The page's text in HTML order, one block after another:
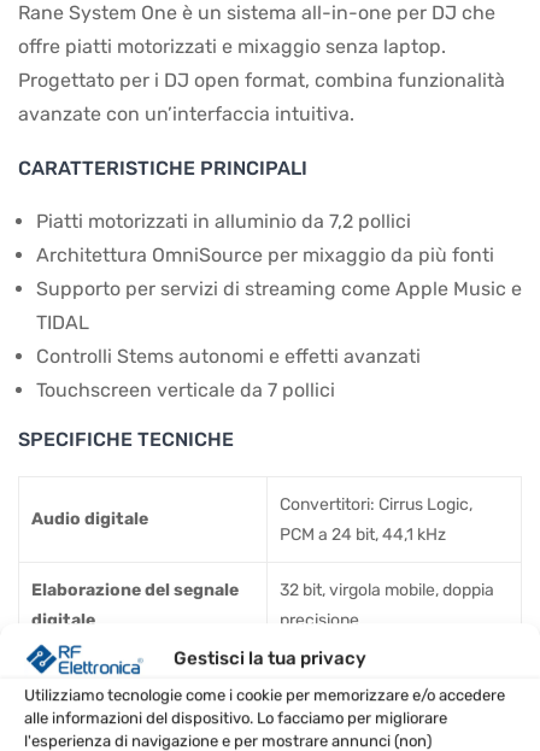
Gestisci la tua privacy
Utilizziamo tecnologie come i cookie per memorizzare e/o accedere
alle informazioni del dispositivo. Lo facciamo per migliorare
l'esperienza di navigazione e per mostrare annunci (non)
Rane System One è un sistema all-in-one per DJ che
offre piatti motorizzati e mixaggio senza laptop.
Progettato per i DJ open format, combina funzionalità
avanzate con un’interfaccia intuitiva.
CARATTERISTICHE PRINCIPALI
Piatti motorizzati in alluminio da 7,2 pollici
Architettura OmniSource per mixaggio da più fonti
Supporto per servizi di streaming come Apple Music e
TIDAL
Controlli Stems autonomi e effetti avanzati
Touchscreen verticale da 7 pollici
SPECIFICHE TECNICHE
Audio digitale
Convertitori: Cirrus Logic,
PCM a 24 bit, 44,1 kHz
Elaborazione del segnale
digitale
32 bit, virgola mobile, doppia
precisione
Uscita principale (XLR,
coppia stereo RCA)
DAC: 24 bit